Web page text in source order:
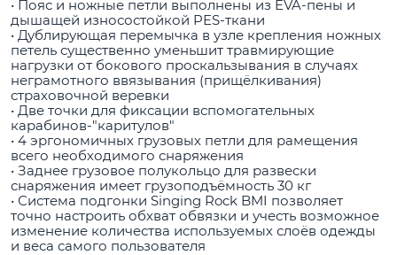
• Пояс и ножные петли выполнены из EVA-пены и
дышащей износостойкой PES-ткани
• Дублирующая перемычка в узле крепления ножных
петель существенно уменьшит травмирующие
нагрузки от бокового проскальзывания в случаях
неграмотного ввязывания (прищёлкивания)
страховочной веревки
• Две точки для фиксации вспомогательных
карабинов-"каритулов"
• 4 эргономичных грузовых петли для рамещения
всего необходимого снаряжения
• Заднее грузовое полукольцо для развески
снаряжения имеет грузоподъёмность 30 кг
• Система подгонки Singing Rock BMI позволяет
точно настроить обхват обвязки и учесть возможное
изменение количества используемых слоёв одежды
и веса самого пользователя